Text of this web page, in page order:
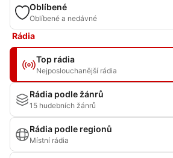
Oblíbené
Oblíbené a nedávné
Rádia
Top rádia
Nejposlouchanější rádia
Rádia podle žánrů
15 hudebních žánrů
Rádia podle regionů
Místní rádia